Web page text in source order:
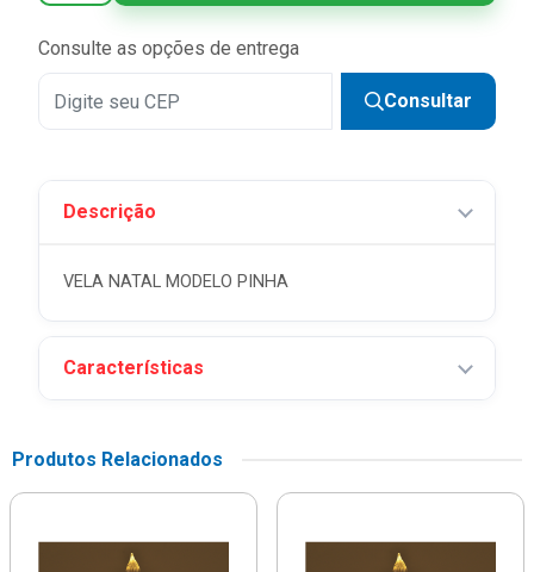
Consulte as opções de entrega
Consultar
Descrição
VELA NATAL MODELO PINHA
Características
Produtos Relacionados